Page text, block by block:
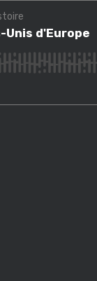
Unis d'Europe
Unis d'Europe